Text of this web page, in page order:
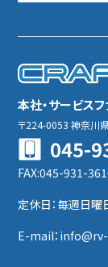
本社・サービスフ
〒224-0053神奈川
045-
FAX:045-931-
定休日：毎週日曜
E-mail：